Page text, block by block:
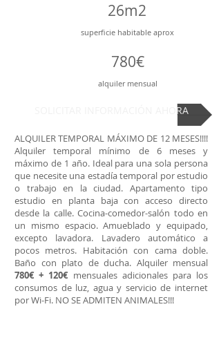
26m2
superficie habitable aprox
780€
alquiler mensual
SOLICITAR INFORMACIÓN AHORA
ALQUILER TEMPORAL MÁXIMO DE 12 MESES!!!!
Alquiler temporal mínimo de 6 meses y
máximo de 1 año. Ideal para una sola persona
que necesite una estadía temporal por estudio
o trabajo en la ciudad. Apartamento tipo
estudio en planta baja con acceso directo
desde la calle. Cocina-comedor-salón todo en
un mismo espacio. Amueblado y equipado,
excepto lavadora. Lavadero automático a
pocos metros. Habitación con cama doble.
Baño con plato de ducha. Alquiler mensual
780€ + 120€ mensuales adicionales para los
consumos de luz, agua y servicio de internet
por Wi-Fi. NO SE ADMITEN ANIMALES!!!